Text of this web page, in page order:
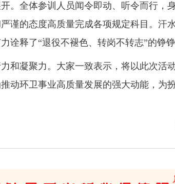
全体参训人员闻令即动、听令而行，
谨的态度高质量完成各项规定科目。汗
诠释了“退役不褪色、转岗不转志”的铮铮
凝聚力。大家一致表示，将以此次活动
动环卫事业高质量发展的强大动能，为